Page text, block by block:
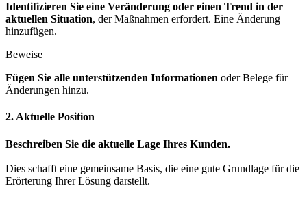
Identifizieren Sie eine Veränderung oder einen Trend in der
aktuellen Situation, der Maßnahmen erfordert. Eine Änderung
hinzufügen.
Beweise
Fügen Sie alle unterstützenden Informationen oder Belege für
Änderungen hinzu.
2. Aktuelle Position
Beschreiben Sie die aktuelle Lage Ihres Kunden.
Dies schafft eine gemeinsame Basis, die eine gute Grundlage für die
Erörterung Ihrer Lösung darstellt.